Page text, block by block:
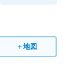
＋地図